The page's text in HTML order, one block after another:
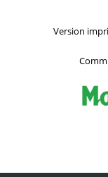
Version